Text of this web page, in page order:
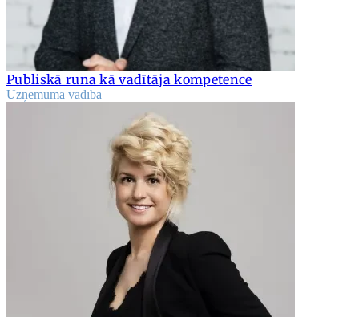
Publiskā runa kā vadītāja kompetence
Uzņēmuma vadība